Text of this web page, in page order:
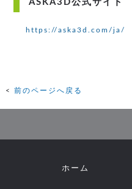
ASKA3D公式サイト
https://aska3d.com/ja/
前のページへ戻る
ホーム